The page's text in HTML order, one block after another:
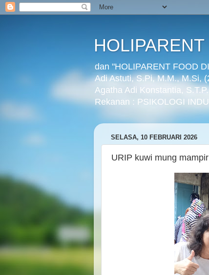
dan "HOLIPARENT FOOD
Adi Astuti, S.Pi, M.M., M.Si,
Agatha Adi Konstantia,
Rekanan : PSIKOLOGI
SELASA, 10 FEBRUARI 2026
URIP kuwi mung